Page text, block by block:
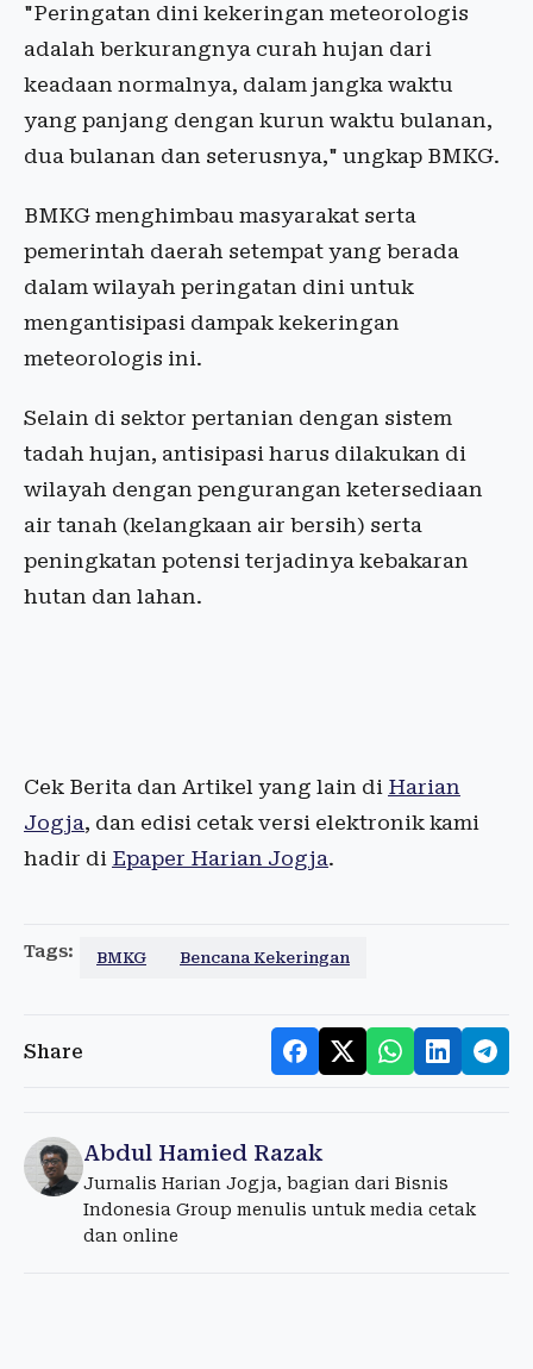
"Peringatan dini kekeringan meteorologis
adalah berkurangnya curah hujan dari
keadaan normalnya, dalam jangka waktu
yang panjang dengan kurun waktu bulanan,
dua bulanan dan seterusnya," ungkap BMKG.
BMKG menghimbau masyarakat serta
pemerintah daerah setempat yang berada
dalam wilayah peringatan dini untuk
mengantisipasi dampak kekeringan
meteorologis ini.
Selain di sektor pertanian dengan sistem
tadah hujan, antisipasi harus dilakukan di
wilayah dengan pengurangan ketersediaan
air tanah (kelangkaan air bersih) serta
peningkatan potensi terjadinya kebakaran
hutan dan lahan.
Cek Berita dan Artikel yang lain di Harian
Jogja, dan edisi cetak versi elektronik kami
hadir di Epaper Harian Jogja.
Tags: BMKG Bencana Kekeringan
Share
Abdul Hamied Razak
Jurnalis Harian Jogja, bagian dari Bisnis
Indonesia Group menulis untuk media cetak
dan online